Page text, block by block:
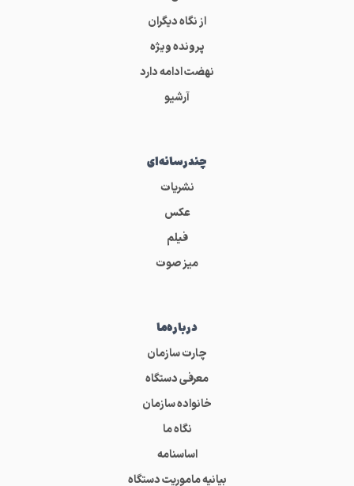
از نگاه دیگران
پرونده ویژه
نهضت ادامه دارد
آرشیو
چندرسانه‌ای
نشریات
عکس
فیلم
میز صوت
درباره‌ما
چارت سازمان
معرفی دستگاه
خانواده سازمان
نگاه ما
اساسنامه
بیانیه ماموریت دستگاه